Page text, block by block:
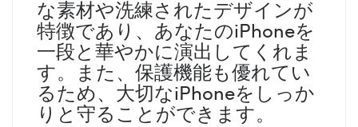
な素材や洗練されたデザインが
特徴であり、あなたのiPhoneを
一段と華やかに演出してくれま
す。また、保護機能も優れてい
るため、大切なiPhoneをしっか
りと守ることができます。